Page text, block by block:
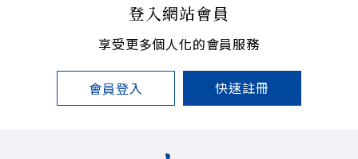
登入網站會員
享受更多個人化的會員服務
會員登入 快速註冊